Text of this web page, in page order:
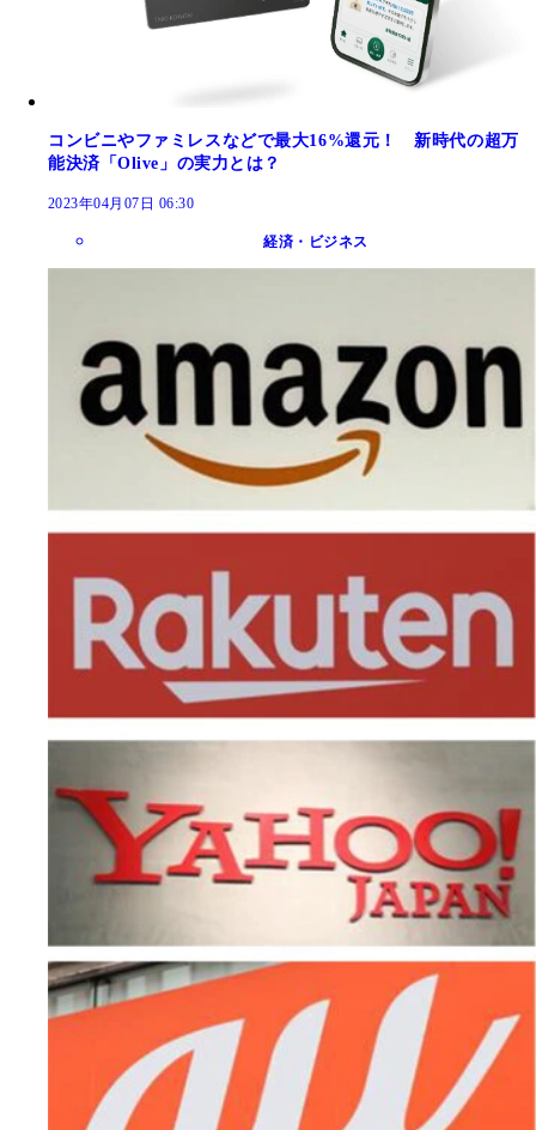
コンビニやファミレスなどで最大16%還元！ 新時代の超万
能決済「Olive」の実力とは？
2023年04月07日 06:30
経済・ビジネス